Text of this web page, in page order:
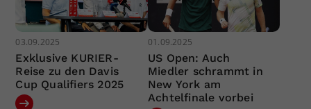
03.09.2025
Exklusive KURIER-
Reise zu den Davis
Cup Qualifiers 2025
01.09.2025
US Open: Auch
Miedler schrammt in
New York am
Achtelfinale vorbei